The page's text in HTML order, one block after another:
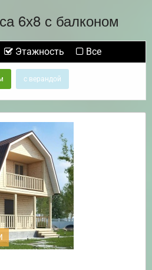
6х8 с балконом
Этажность Все
с верандой